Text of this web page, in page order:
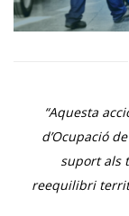
“Aquesta
d’Ocupació
suport als
reequilibri